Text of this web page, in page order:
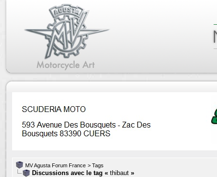
MV Agusta Forum France > Tags
Discussions avec le tag « thibaut »